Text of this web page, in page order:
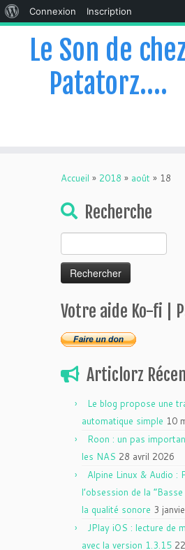
WordPress
Connexion
Inscription
Le Son de
Patatorz….
Accueil » 2018 » août » 18
Recherche
Votre aide Ko-fi |
Articlorz
Le blog propose une
automatique simple 10
Roon : un pas
les NAS 28 avril 2026
Alpine Linux & Audio :
l’obsession de la
la qualité sonore 3
JPlay iOS : lecture de
avec la version 1.3.15